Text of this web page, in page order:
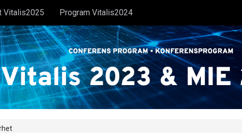
Vitalis2025 Program Vitalis2024